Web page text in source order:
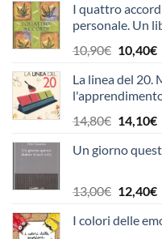
I quattro
personale. Un
10,90€ Il
era:
10,90€.
10,40€Il
La linea del 20.
14,80€ Il
14,80€.
14,10€Il
Un giorno
13,00€ Il
12,40€Il
I colori delle